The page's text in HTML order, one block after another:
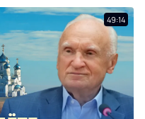
49:14